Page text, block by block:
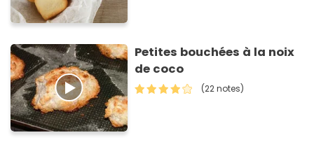
Petites bouchées à la noix
de coco
(22 notes)